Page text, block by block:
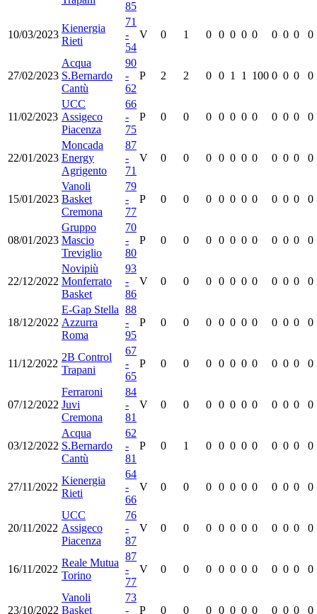
85
10/03/2023
Kienergia
Rieti
71
-
54
V 0 1 0 0 0 0 0 0 0 0 0
27/02/2023
Acqua
S.Bernardo
Cantù
90
-
62
P 2 2 0 0 1 1 100 0 0 0 0
11/02/2023
UCC
Assigeco
Piacenza
66
-
75
P 0 0 0 0 0 0 0 0 0 0 0
22/01/2023
Moncada
Energy
Agrigento
87
-
71
V 0 0 0 0 0 0 0 0 0 0 0
15/01/2023
Vanoli
Basket
Cremona
79
-
77
P 0 0 0 0 0 0 0 0 0 0 0
08/01/2023
Gruppo
Mascio
Treviglio
70
-
80
P 0 0 0 0 0 0 0 0 0 0 0
22/12/2022
Novipiù
Monferrato
Basket
93
-
86
V 0 0 0 0 0 0 0 0 0 0 0
18/12/2022
E-Gap Stella
Azzurra
Roma
88
-
95
P 0 0 0 0 0 0 0 0 0 0 0
11/12/2022
2B Control
Trapani
67
-
65
P 0 0 0 0 0 0 0 0 0 0 0
07/12/2022
Ferraroni
Juvi
Cremona
84
-
81
V 0 0 0 0 0 0 0 0 0 0 0
03/12/2022
Acqua
S.Bernardo
Cantù
62
-
81
P 0 1 0 0 0 0 0 0 0 0 0
27/11/2022
Kienergia
Rieti
64
-
66
V 0 0 0 0 0 0 0 0 0 0 0
20/11/2022
UCC
Assigeco
Piacenza
76
-
87
V 0 0 0 0 0 0 0 0 0 0 0
16/11/2022
Reale Mutua
Torino
87
-
77
V 0 0 0 0 0 0 0 0 0 0 0
23/10/2022
Vanoli
Basket
73
-
P 0 0 0 0 0 0 0 0 0 0 0